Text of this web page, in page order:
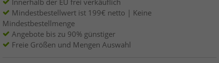
Innerhalb der EU frei verkäuflich
Mindestbestellwert ist 199€ netto | Keine
Mindestbestellmenge
Angebote bis zu 90% günstiger
Freie Größen und Mengen Auswahl